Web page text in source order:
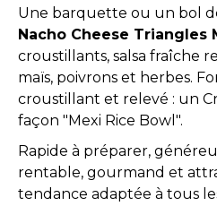
Une barquette ou un bol
Nacho Cheese Triangles
croustillants, salsa fraîche
maïs, poivrons et herbes.
croustillant et relevé : un
façon "Mexi Rice Bowl".
Rapide à préparer,
rentable, gourmand et
tendance adaptée à tous